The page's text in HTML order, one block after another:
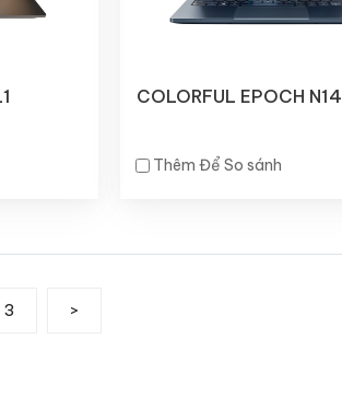
COLORFUL EPOCH N14
Thêm Để So sánh
3 >